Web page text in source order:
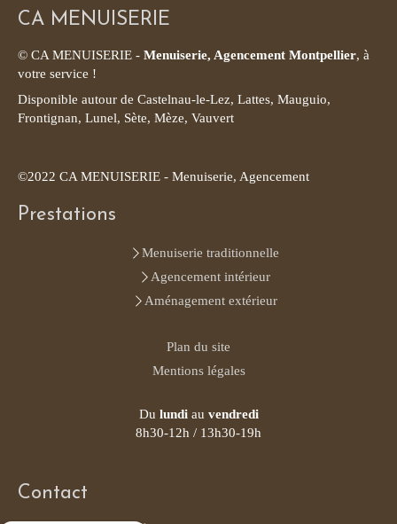
CA MENUISERIE
© CA MENUISERIE - Menuiserie, Agencement Montpellier, à
votre service !
Disponible autour de Castelnau-le-Lez, Lattes, Mauguio,
Frontignan, Lunel, Sète, Mèze, Vauvert
©2022 CA MENUISERIE - Menuiserie, Agencement
Prestations
Menuiserie traditionnelle
Agencement intérieur
Aménagement extérieur
Plan du site
Mentions légales
Du lundiau vendredi
8h30-12h / 13h30-19h
Contact